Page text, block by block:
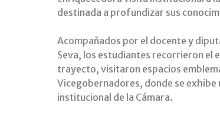
destinada a profundizar sus
Acompañados por el docente y
Seva, los estudiantes recorrieron el
trayecto, visitaron espacios
Vicegobernadores, donde se
institucional de la Cámara.